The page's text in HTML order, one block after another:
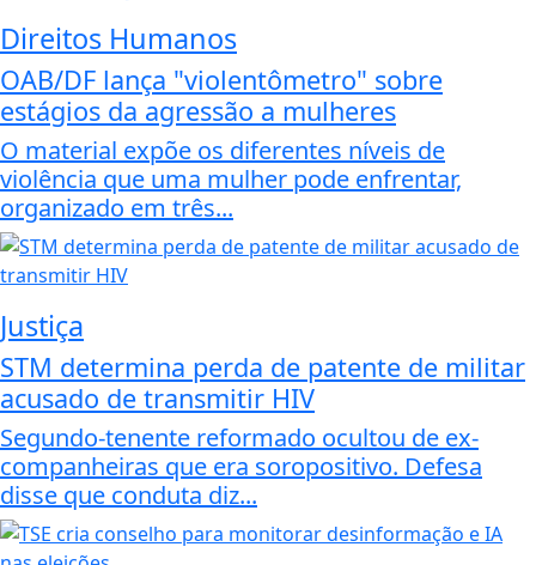
Direitos Humanos
OAB/DF lança "violentômetro" sobre
estágios da agressão a mulheres
O material expõe os diferentes níveis de
violência que uma mulher pode enfrentar,
organizado em três...
Justiça
STM determina perda de patente de militar
acusado de transmitir HIV
Segundo-tenente reformado ocultou de ex-
companheiras que era soropositivo. Defesa
disse que conduta diz...